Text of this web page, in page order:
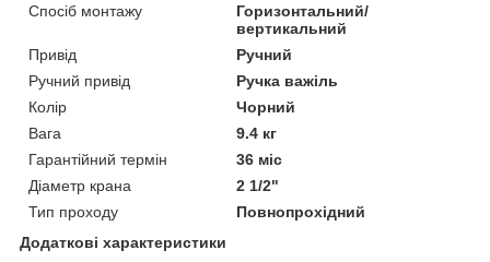
Спосіб монтажу
Горизонтальний/
вертикальний
Привід
Ручний
Ручний привід
Ручка важіль
Колір
Чорний
Вага
9.4 кг
Гарантійний термін
36 міс
Діаметр крана
2 1/2"
Тип проходу
Повнопрохідний
Додаткові характеристики